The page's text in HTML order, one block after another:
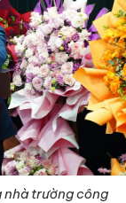
nhà trường công